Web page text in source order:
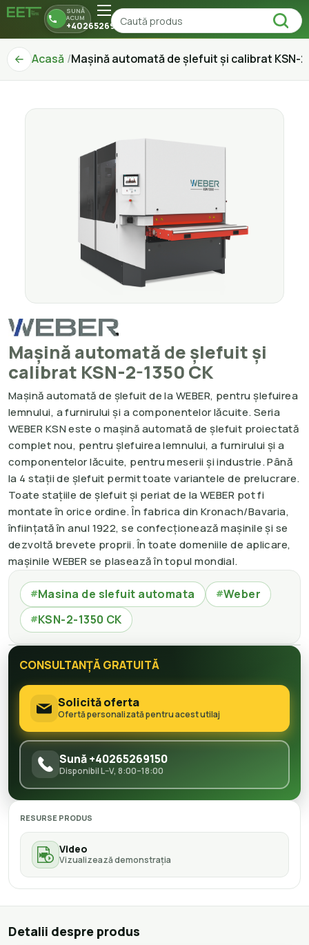
SUNĂ
ACUM
+40265269150
Acasă Mașină automată de șlefuit și calibrat KSN-
Mașină automată de șlefuit și
calibrat KSN-2-1350 CK
Mașină automată de șlefuit de la WEBER, pentru șlefuirea
lemnului, a furnirului și a componentelor lăcuite. Seria
WEBER KSN este o mașină automată de șlefuit proiectată
complet nou, pentru șlefuirea lemnului, a furnirului și a
componentelor lăcuite, pentru meserii și industrie. Până
la 4 stații de șlefuit permit toate variantele de prelucrare.
Toate stațiile de șlefuit și periat de la WEBER pot fi
montate în orice ordine. În fabrica din Kronach/Bavaria,
înființată în anul 1922, se confecționează mașinile și se
dezvoltă brevete proprii. În toate domeniile de aplicare,
mașinile WEBER se plasează în topul mondial.
#Masina de slefuit automata #Weber
#KSN-2-1350 CK
CONSULTANȚĂ GRATUITĂ
Solicită oferta
Ofertă personalizată pentru acest utilaj
Sună +40265269150
Disponibil L–V, 8:00–18:00
RESURSE PRODUS
Video
Vizualizează demonstrația
Detalii despre produs